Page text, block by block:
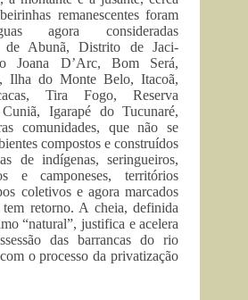
remanescentes foram
agora consideradas
de Abunã, Distrito de Jaci-
Joana D’Arc, Bom Será,
Ilha do Monte Belo, Itacoã,
Tira Fogo, Reserva
Igarapé do Tucunaré,
comunidades, que não se
compostos e construídos
de indígenas, seringueiros,
e camponeses, territórios
coletivos e agora marcados
retorno. A cheia, definida
“natural”, justifica e acelera
das barrancas do rio
o processo da privatização